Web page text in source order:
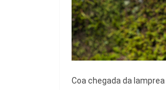
Coa chegada da